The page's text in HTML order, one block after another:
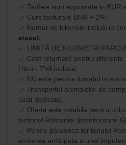
Tarifele sunt exprimate in EUR
Curs facturare BNR + 2%;
Numar de kilometri inclusi in
atasat;
LIMITĂ DE KILOMETRI
Cost returnare pentru diferente
/ litru - TVA inclusa;
NU este permis fumatul in
Transportul animalelor de
custi dedicate;
Oferta este valabila pentru
teritoriul Romaniei (monitorizare
Pentru parasirea teritoriului
emiterea anticipata a unei